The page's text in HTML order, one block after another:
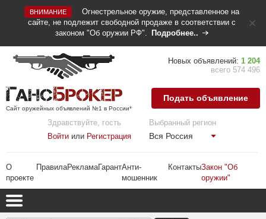
ВНИМАНИЕ
Огнестрельное оружие, представленное на
сайте, не подлежит свободной продаже в соответствии с
законом "Об оружии РФ".
Подробнее..
Сайт оружейных объявлений №1 в России*
Здравствуйте, гость
Войти или Регистрация
Выбранный регион
Вся Россия
О
проекте
ПравилаРекламаГарантАнти-
мошенник
КонтактыЗакон "Об
оружии"
Новых объявлений: 1 204
всего 574 496
Подать объявление